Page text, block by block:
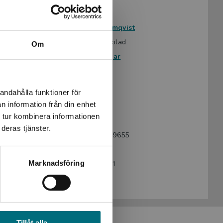
Om
funktioner för
information från din enhet
kombinera informationen
tjänster.
Marknadsföring
Avsedd för:
Från 15 år
Martin Palmqvist
Omslag:
Niklas Lindblad
Förväxlingar
Kärlek
Språk:
Svenska
Lättlästnivå:
Medium
ISBN:
9789179499655
Utgivningsår:
2026
Artikelnummer:
48514-EB01
Upplaga: